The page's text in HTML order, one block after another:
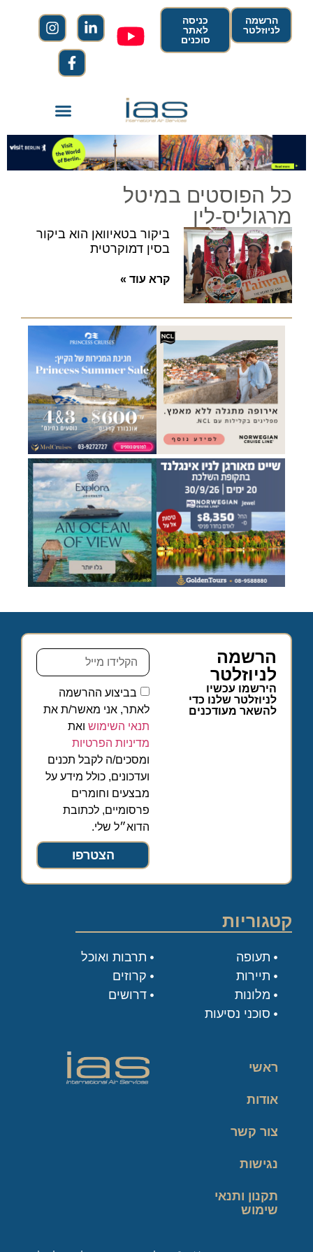
הרשמה
לניוזלטר
כניסה
לאתר
סוכנים
כל הפוסטים במיטל
מרגוליס-לין
ביקור בטאיוואן הוא ביקור
בסין דמוקרטית
קרא עוד »
הרשמה
לניוזלטר
הירשמו עכשיו
לניוזלטר שלנו כדי
להשאר מעודכנים
בביצוע ההרשמה
לאתר, אני מאשר/ת את
תנאי השימוש ואת
מדיניות הפרטיות
ומסכים/ה לקבל תכנים
ועדכונים, כולל מידע על
מבצעים וחומרים
פרסומיים, לכתובת
הדוא״ל שלי.
הצטרפו
קטגוריות
תעופה
תיירות
מלונות
סוכני נסיעות
תרבות ואוכל
קרוזים
דרושים
ראשי
אודות
צור קשר
נגישות
תקנון ותנאי
שימוש